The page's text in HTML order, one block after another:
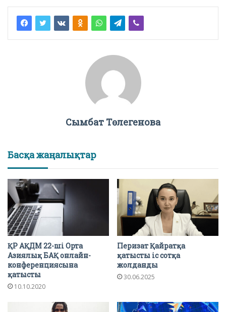
Сымбат Төлегенова
Басқа жаңалықтар
ҚР АҚДМ 22-ші Орта
Азиялық БАҚ онлайн-
конференциясына
қатысты
10.10.2020
Перизат Қайратқа
қатысты іс сотқа
жолданды
30.06.2025